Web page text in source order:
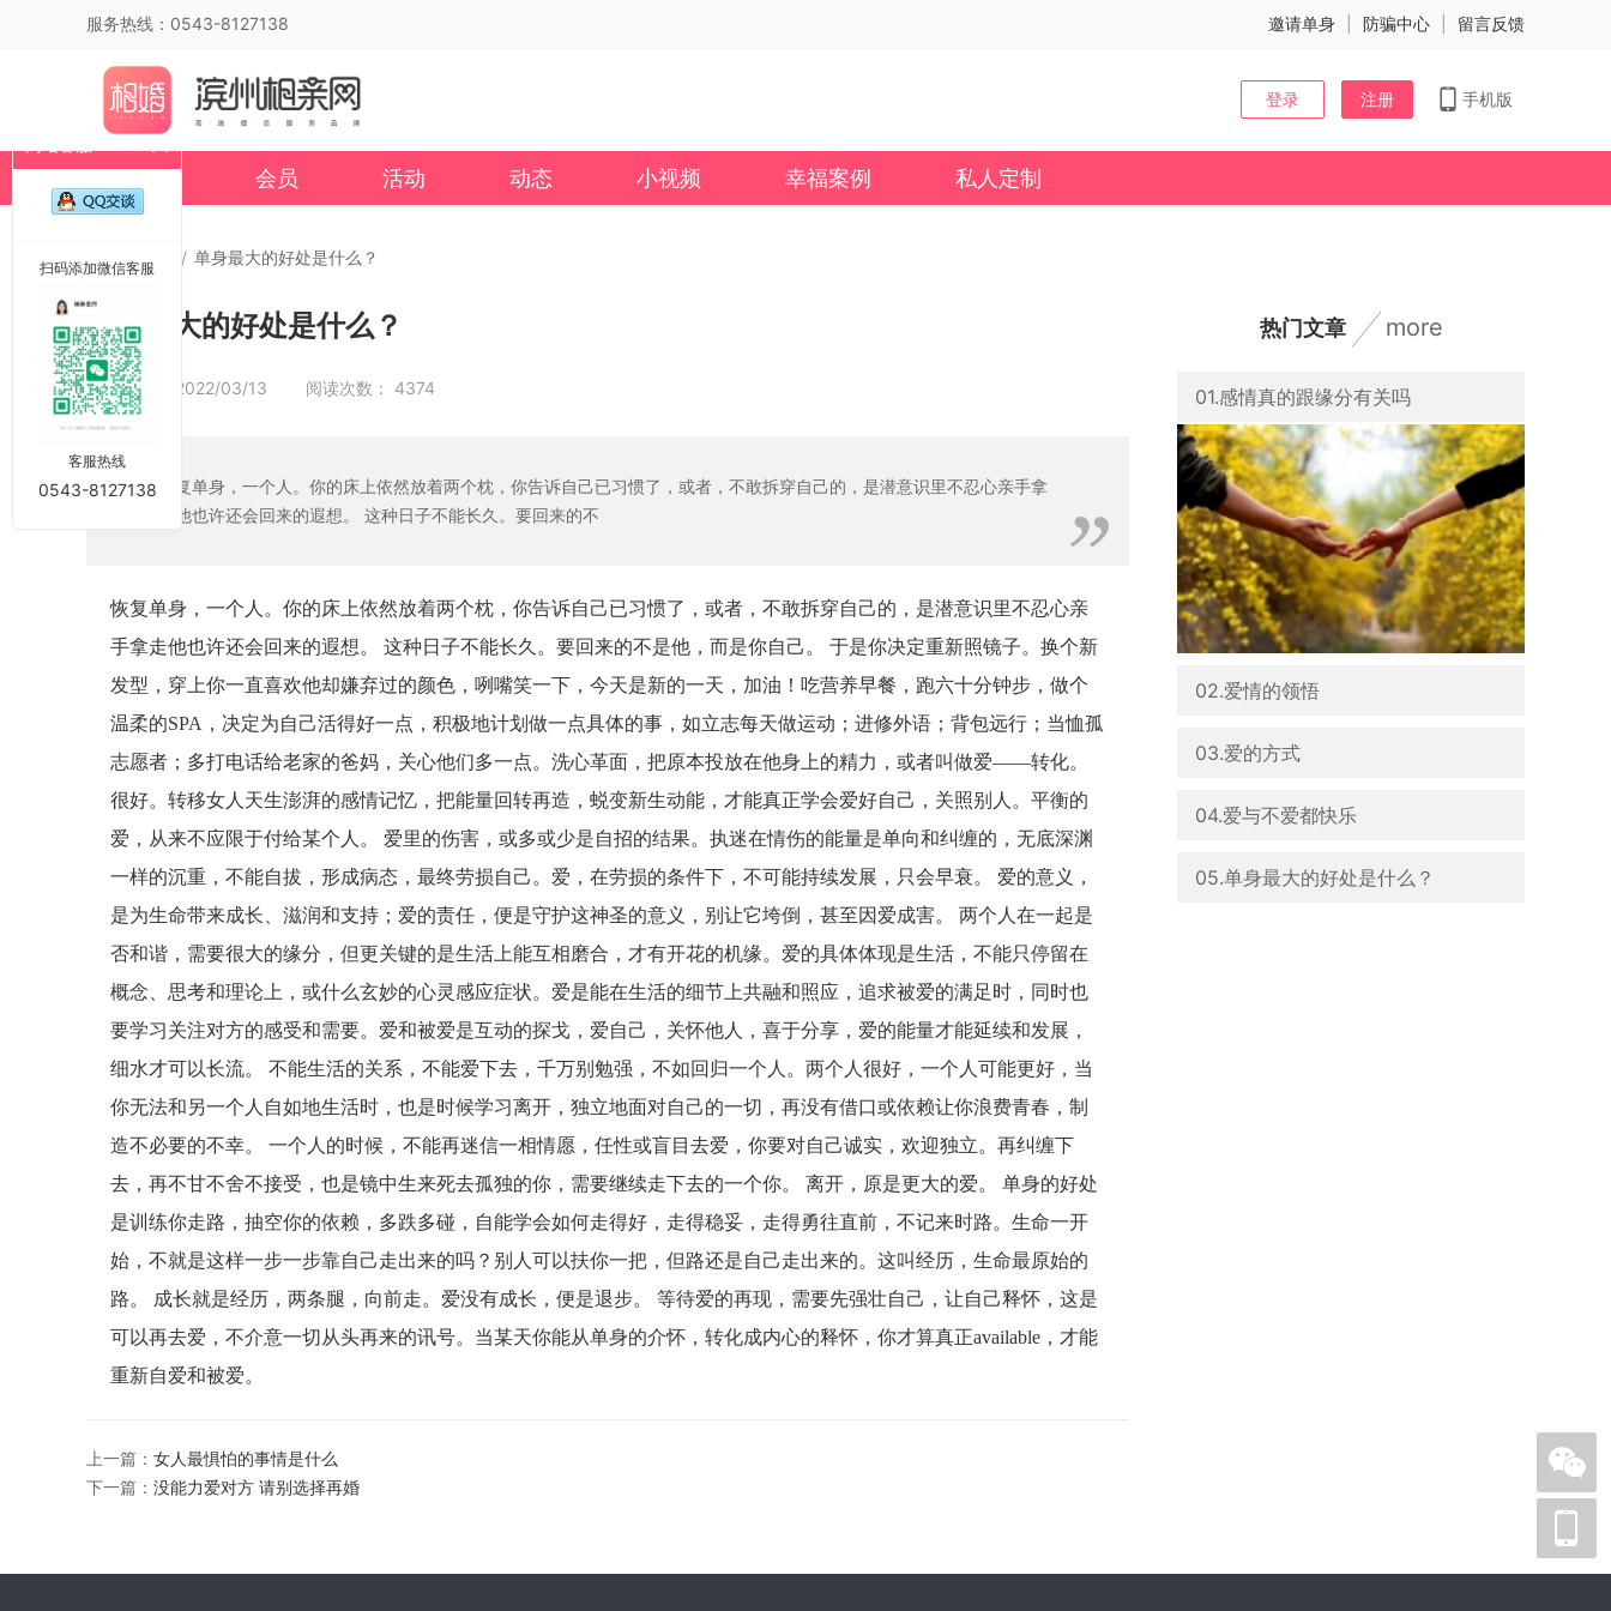
服务热线：0543-8127138 邀请单身 防骗中心 留言反馈
登录 注册 手机版
会员 活动 动态 小视频 幸福案例 私人定制
首页 / / 单身最大的好处是什么？
单身最大的好处是什么？
发布时间： 2022/03/13 阅读次数： 4374
恢复单身，一个人。你的床上依然放着两个枕，你告诉自己已习惯了，或者，不敢拆穿自己的，是潜意识里不忍心亲手拿
走他也许还会回来的遐想。 这种日子不能长久。要回来的不
恢复单身，一个人。你的床上依然放着两个枕，你告诉自己已习惯了，或者，不敢拆穿自己的，是潜意识里不忍心亲
手拿走他也许还会回来的遐想。 这种日子不能长久。要回来的不是他，而是你自己。 于是你决定重新照镜子。换个新
发型，穿上你一直喜欢他却嫌弃过的颜色，咧嘴笑一下，今天是新的一天，加油！吃营养早餐，跑六十分钟步，做个
温柔的SPA，决定为自己活得好一点，积极地计划做一点具体的事，如立志每天做运动；进修外语；背包远行；当恤孤
志愿者；多打电话给老家的爸妈，关心他们多一点。洗心革面，把原本投放在他身上的精力，或者叫做爱——转化。
很好。转移女人天生澎湃的感情记忆，把能量回转再造，蜕变新生动能，才能真正学会爱好自己，关照别人。平衡的
爱，从来不应限于付给某个人。 爱里的伤害，或多或少是自招的结果。执迷在情伤的能量是单向和纠缠的，无底深渊
一样的沉重，不能自拔，形成病态，最终劳损自己。爱，在劳损的条件下，不可能持续发展，只会早衰。 爱的意义，
是为生命带来成长、滋润和支持；爱的责任，便是守护这神圣的意义，别让它垮倒，甚至因爱成害。 两个人在一起是
否和谐，需要很大的缘分，但更关键的是生活上能互相磨合，才有开花的机缘。爱的具体体现是生活，不能只停留在
概念、思考和理论上，或什么玄妙的心灵感应症状。爱是能在生活的细节上共融和照应，追求被爱的满足时，同时也
要学习关注对方的感受和需要。爱和被爱是互动的探戈，爱自己，关怀他人，喜于分享，爱的能量才能延续和发展，
细水才可以长流。 不能生活的关系，不能爱下去，千万别勉强，不如回归一个人。两个人很好，一个人可能更好，当
你无法和另一个人自如地生活时，也是时候学习离开，独立地面对自己的一切，再没有借口或依赖让你浪费青春，制
造不必要的不幸。 一个人的时候，不能再迷信一相情愿，任性或盲目去爱，你要对自己诚实，欢迎独立。再纠缠下
去，再不甘不舍不接受，也是镜中生来死去孤独的你，需要继续走下去的一个你。 离开，原是更大的爱。 单身的好处
是训练你走路，抽空你的依赖，多跌多碰，自能学会如何走得好，走得稳妥，走得勇往直前，不记来时路。生命一开
始，不就是这样一步一步靠自己走出来的吗？别人可以扶你一把，但路还是自己走出来的。这叫经历，生命最原始的
路。 成长就是经历，两条腿，向前走。爱没有成长，便是退步。 等待爱的再现，需要先强壮自己，让自己释怀，这是
可以再去爱，不介意一切从头再来的讯号。当某天你能从单身的介怀，转化成内心的释怀，你才算真正available，才能
重新自爱和被爱。
上一篇： 女人最惧怕的事情是什么
下一篇： 没能力爱对方 请别选择再婚
热门文章 more
01.感情真的跟缘分有关吗
02.爱情的领悟
03.爱的方式
04.爱与不爱都快乐
05.单身最大的好处是什么？
扫码添加微信客服
客服热线
0543-8127138